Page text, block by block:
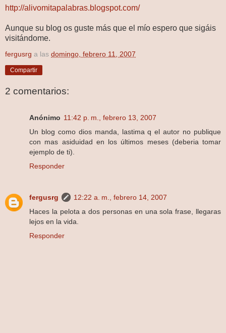
http://alivomitapalabras.blogspot.com/
Aunque su blog os guste más que el mío espero que sigáis
visitándome.
fergusrg a las domingo, febrero 11, 2007
Compartir
2 comentarios:
Anónimo 11:42 p. m., febrero 13, 2007
Un blog como dios manda, lastima q el autor no publique
con mas asiduidad en los últimos meses (deberia tomar
ejemplo de ti).
Responder
fergusrg
12:22 a. m., febrero 14, 2007
Haces la pelota a dos personas en una sola frase, llegaras
lejos en la vida.
Responder